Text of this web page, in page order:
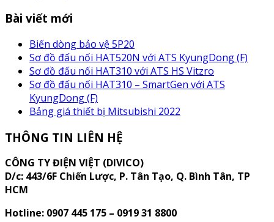
Bài viết mới
Biến dòng bảo vệ 5P20
Sơ đồ đấu nối HAT520N với ATS KyungDong (F)
Sơ đồ đấu nối HAT310 với ATS HS Vitzro
Sơ đồ đấu nối HAT310 – SmartGen với ATS
KyungDong (F)
Bảng giá thiết bị Mitsubishi 2022
THÔNG TIN LIÊN HỆ
CÔNG TY ĐIỆN VIỆT (DIVICO)
D/c: 443/6F Chiến Lược, P. Tân Tạo, Q. Bình Tân, TP
HCM
Hotline: 0907 445 175 – 0919 31 8800